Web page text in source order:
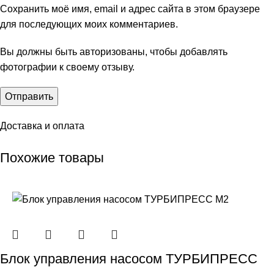
Сохранить моё имя, email и адрес сайта в этом браузере
для последующих моих комментариев.
Вы должны быть авторизованы, чтобы добавлять
фотографии к своему отзыву.
Доставка и оплата
Похожие товары
Блок управления насосом ТУРБИПРЕСС